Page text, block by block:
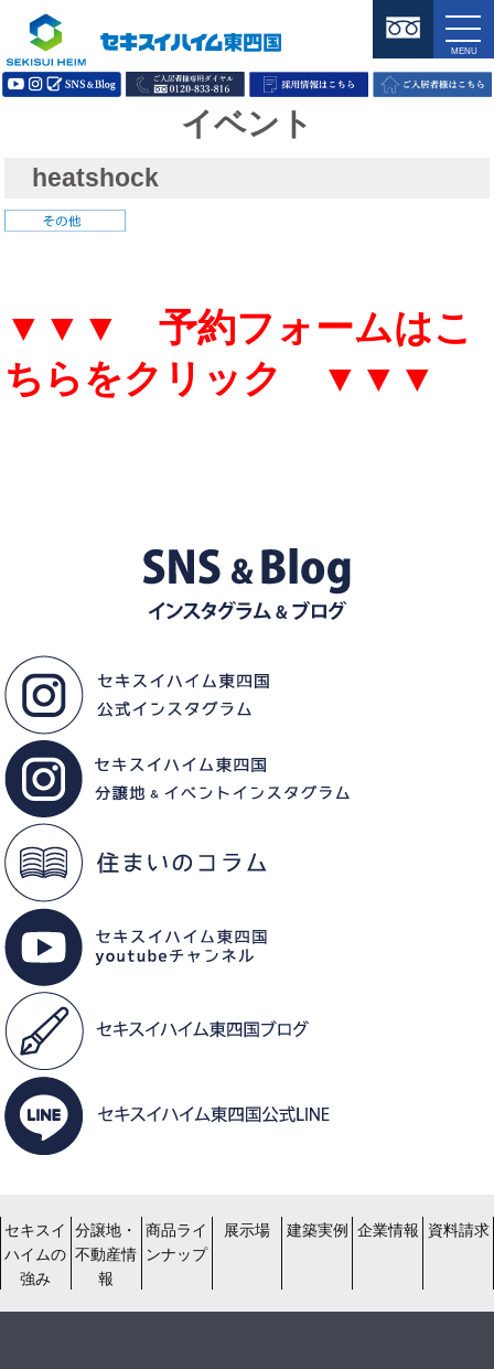
イベント
heatshock
▼▼▼ 予約フォームはこ
ちらをクリック ▼▼▼
セキスイ
ハイムの
強み
分譲地・
不動産情
報
商品ライ
ンナップ
展示場 建築実例 企業情報 資料請求